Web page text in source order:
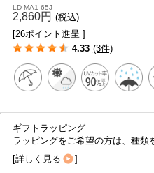
LD-MA1-65J
2,860円 (税込)
[26ポイント進呈 ]
4.33 (3件)
ギフトラッピング
ラッピングをご希望の方は、種類
[詳しく見る ]